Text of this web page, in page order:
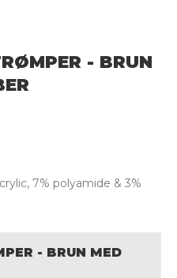
- BRUN
7% polyamide & 3%
- BRUN MED